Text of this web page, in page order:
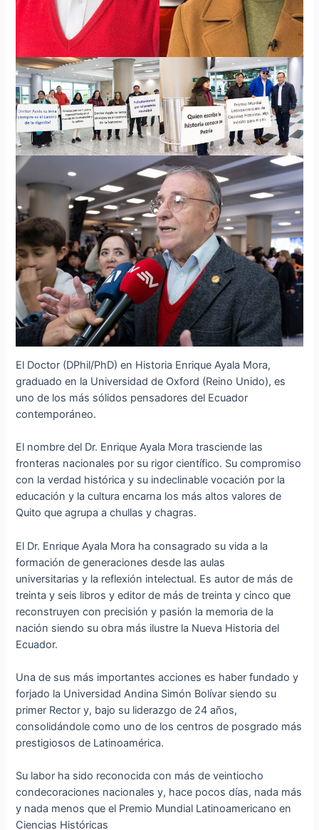
El Doctor (DPhil/PhD) en Historia Enrique Ayala Mora,
graduado en la Universidad de Oxford (Reino Unido), es
uno de los más sólidos pensadores del Ecuador
contemporáneo.
El nombre del Dr. Enrique Ayala Mora trasciende las
fronteras nacionales por su rigor científico. Su compromiso
con la verdad histórica y su indeclinable vocación por la
educación y la cultura encarna los más altos valores de
Quito que agrupa a chullas y chagras.
El Dr. Enrique Ayala Mora ha consagrado su vida a la
formación de generaciones desde las aulas
universitarias y la reflexión intelectual. Es autor de más de
treinta y seis libros y editor de más de treinta y cinco que
reconstruyen con precisión y pasión la memoria de la
nación siendo su obra más ilustre la Nueva Historia del
Ecuador.
Una de sus más importantes acciones es haber fundado y
forjado la Universidad Andina Simón Bolívar siendo su
primer Rector y, bajo su liderazgo de 24 años,
consolidándole como uno de los centros de posgrado más
prestigiosos de Latinoamérica.
Su labor ha sido reconocida con más de veintiocho
condecoraciones nacionales y, hace pocos días, nada más
y nada menos que el Premio Mundial Latinoamericano en
Ciencias Históricas